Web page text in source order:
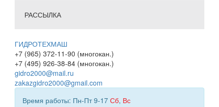
РАССЫЛКА
ГИДРОТЕХМАШ
+7 (965) 372-11-90 (многокан.)
+7 (495) 926-38-84 (многокан.)
gidro2000@mail.ru
zakazgidro2000@gmail.com
Время работы: Пн-Пт 9-17 Сб, Вс